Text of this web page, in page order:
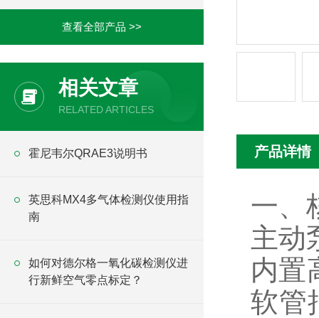
查看全部产品 >>
相关文章
RELATED ARTICLES
霍尼韦尔QRAE3说明书
英思科MX4多气体检测仪使用指
南
如何对德尔格一氧化碳检测仪进
行新鲜空气零点标定？
产品详情
一、
主动
内置
软管